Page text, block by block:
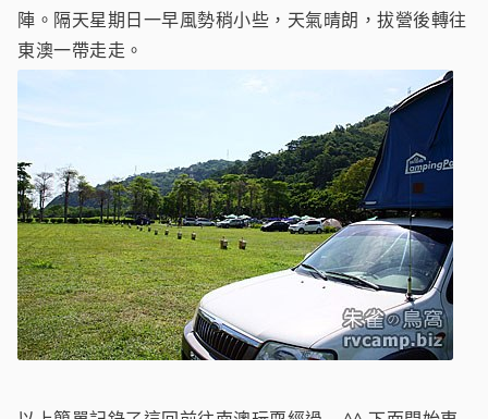
陣。隔天星期日一早風勢稍小些，天氣晴朗，拔營後轉往
東澳一帶走走。